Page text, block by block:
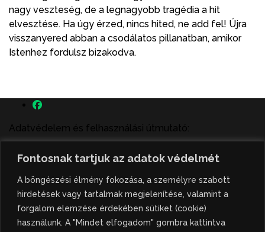
Fontosnak tartjuk az adatok védelmét
A böngészési élmény fokozása, a személyre szabott
hirdetések vagy tartalmak megjelenítése, valamint a
forgalom elemzése érdekében sütiket (cookie)
használunk. A "Mindet elfogadom" gombra kattintva
nagy veszteség, de a legnagyobb tragédia a hit
elvesztése. Ha úgy érzed, nincs hited, ne add fel! Újra
visszanyered abban a csodálatos pillanatban, amikor
Istenhez fordulsz bizakodva.
Adatvédelem és felhasználási útmutató:
A szenttamás.rs magyar nyelvű internetes hírportálon
megjelenő szerzői írások, a híranyag és minden egyéb
tartalom a portált működtető Gion Nándor Kulturális
Központ szellemi tulajdonát képezik, amely szellemi
tulajdont a nemzetközi és szerbiai törvények védik. A
jogosulatlan felhasználás büntető- és polgári jogi